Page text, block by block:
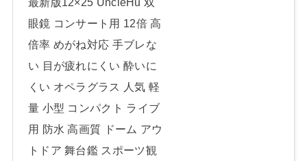
眼鏡 コンサート用 12倍 高
倍率 めがね対応 手ブレな
い 目が疲れにくい 酔いに
くい オペラグラス 人気 軽
量 小型 コンパクト ライブ
用 防水 高画質 ドーム アウ
トドア 舞台鑑 スポーツ観